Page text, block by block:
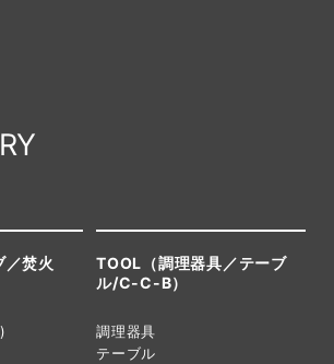
／焚火
TOOL（調理器具／テーブ
ル/C-C-B）
調理器具
テーブル